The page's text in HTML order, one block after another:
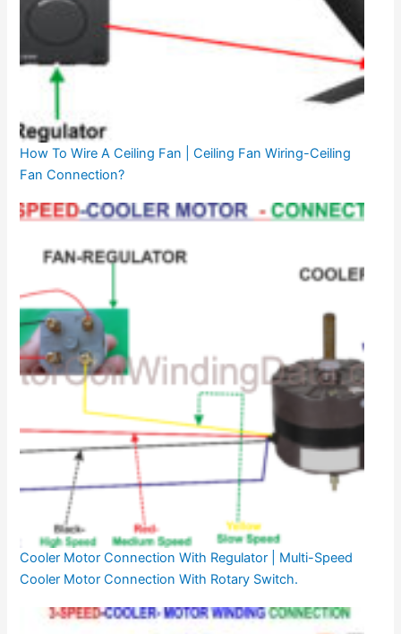
How To Wire A Ceiling Fan | Ceiling Fan Wiring-Ceiling
Fan Connection?
Cooler Motor Connection With Regulator | Multi-Speed
Cooler Motor Connection With Rotary Switch.